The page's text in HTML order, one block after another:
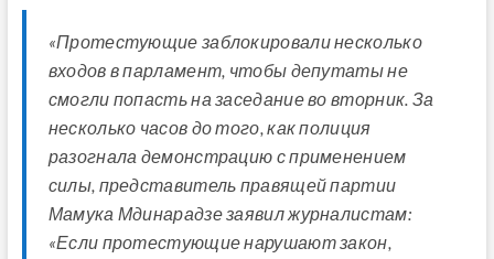
«Протестующие заблокировали несколько
входов в парламент, чтобы депутаты не
смогли попасть на заседание во вторник. За
несколько часов до того, как полиция
разогнала демонстрацию с применением
силы, представитель правящей партии
Мамука Мдинарадзе заявил журналистам:
«Если протестующие нарушают закон,